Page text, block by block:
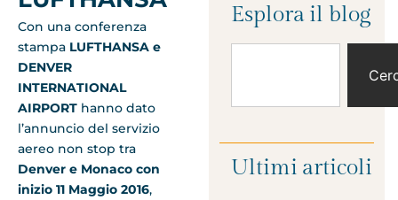
Con una conferenza
stampa LUFTHANSA e
DENVER
INTERNATIONAL
AIRPORT hanno dato
l’annuncio del servizio
aereo non stop tra
Denver e Monaco con
inizio 11 Maggio 2016,
Esplora il blog
Ultimi articoli